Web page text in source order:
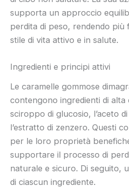
supporta un approccio
perdita di peso, rendendo più
stile di vita attivo e in salute.
Ingredienti e principi attivi
Le caramelle gommose
contengono ingredienti di alta
sciroppo di glucosio, l’aceto
l’estratto di zenzero. Questi
per le loro proprietà
supportare il processo di
naturale e sicuro. Di seguito,
di ciascun ingrediente.